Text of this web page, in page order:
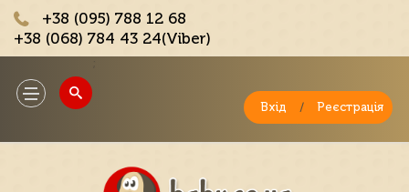
+38 (095) 788 12 68
+38 (068) 784 43 24(Viber)
Toggle
navigation
Вхід / Реєстрація